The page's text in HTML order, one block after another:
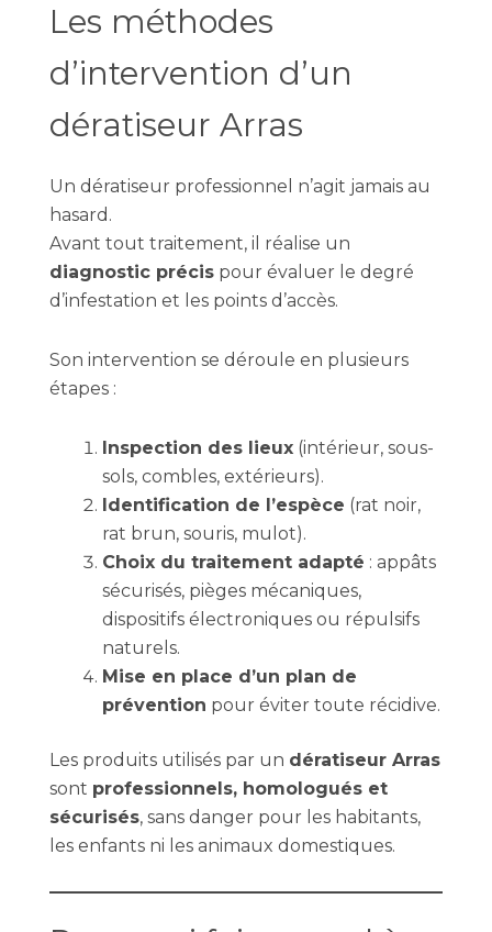
Les méthodes
d’intervention d’un
dératiseur Arras
Un dératiseur professionnel n’agit jamais au
hasard.
Avant tout traitement, il réalise un
diagnostic précis pour évaluer le degré
d’infestation et les points d’accès.
Son intervention se déroule en plusieurs
étapes :
Inspection des lieux (intérieur, sous-
sols, combles, extérieurs).
Identification de l’espèce (rat noir,
rat brun, souris, mulot).
Choix du traitement adapté : appâts
sécurisés, pièges mécaniques,
dispositifs électroniques ou répulsifs
naturels.
Mise en place d’un plan de
prévention pour éviter toute récidive.
Les produits utilisés par un dératiseur Arras
sont professionnels, homologués et
sécurisés, sans danger pour les habitants,
les enfants ni les animaux domestiques.